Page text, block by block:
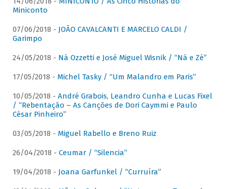
Miniconto
07/06/2018 - JOÃO CAVALCANTI E MARCELO CALDI /
Garimpo
24/05/2018 - Ná Ozzetti e José Miguel Wisnik / “Ná e Zé”
17/05/2018 - Michel Tasky / “Um Malandro em Paris”
10/05/2018 - André Grabois, Leandro Cunha e Lucas Fixel
/ “Rebentação – As Canções de Dori Caymmi e Paulo
César Pinheiro”
03/05/2018 - Miguel Rabello e Breno Ruiz
26/04/2018 - Ceumar / “Silencia”
19/04/2018 - Joana Garfunkel / “Curruíra”